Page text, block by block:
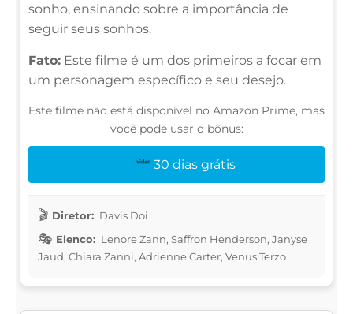
sonho, ensinando sobre a importância de
seguir seus sonhos.
Fato: Este filme é um dos primeiros a focar em
um personagem específico e seu desejo.
Este filme não está disponível no Amazon Prime, mas
você pode usar o bônus:
30 dias grátis
Diretor: Davis Doi
Elenco: Lenore Zann, Saffron Henderson, Janyse
Jaud, Chiara Zanni, Adrienne Carter, Venus Terzo